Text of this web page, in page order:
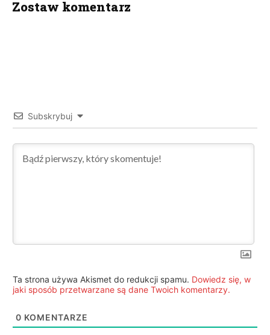
Zostaw komentarz
Subskrybuj
Ta strona używa Akismet do redukcji spamu. Dowiedz się, w
jaki sposób przetwarzane są dane Twoich komentarzy.
0 KOMENTARZE